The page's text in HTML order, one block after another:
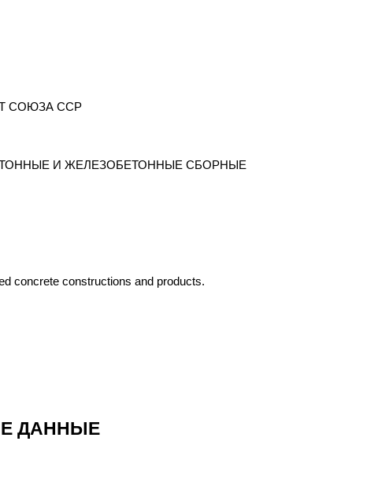
СОЮЗА ССР
И ЖЕЛЕЗОБЕТОННЫЕ СБОРНЫЕ
concrete constructions and products.
ДАННЫЕ